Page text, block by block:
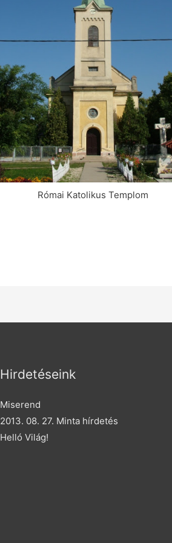
Római Katolikus Templom
Hirdetéseink
Miserend
2013. 08. 27. Minta hírdetés
Helló Világ!